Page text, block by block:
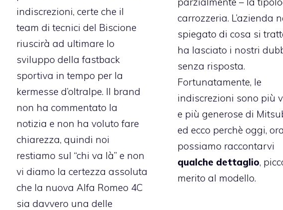
indiscrezioni, certe che il
team di tecnici del Biscione
riuscirà ad ultimare lo
sviluppo della fastback
sportiva in tempo per la
kermesse d’oltralpe. Il brand
non ha commentato la
notizia e non ha voluto fare
chiarezza, quindi noi
restiamo sul “chi va là” e non
vi diamo la certezza assoluta
che la nuova Alfa Romeo 4C
sia davvero una delle
carrozzeria. L’azienda
spiegato di cosa si
ha lasciato i nostri
senza risposta.
Fortunatamente, le
indiscrezioni sono più
e più generose di
ed ecco perchè oggi,
possiamo raccontarvi
qualche dettaglio,
merito al modello.